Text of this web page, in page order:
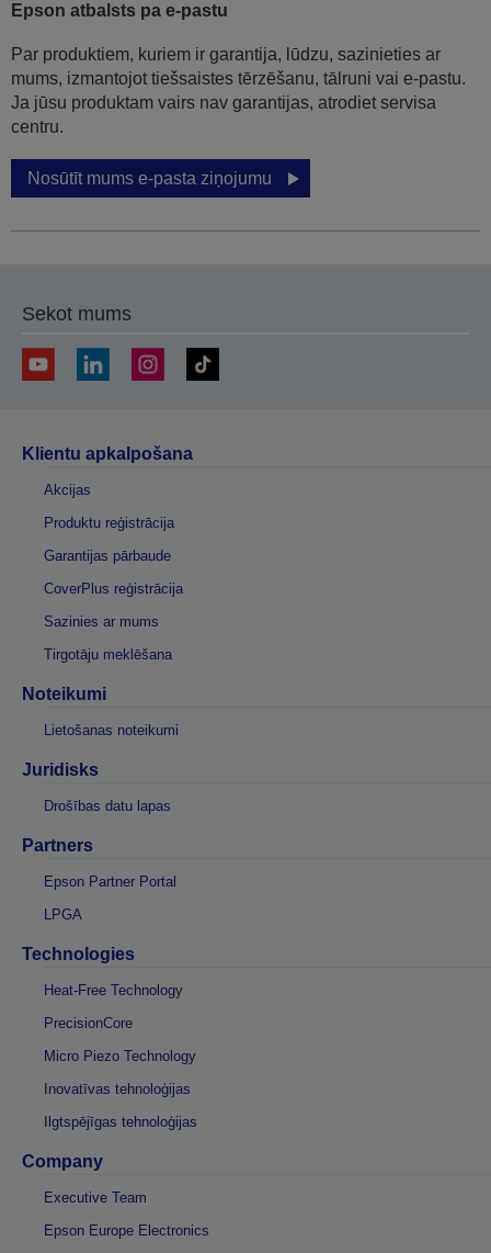
Epson atbalsts pa e-pastu
Par produktiem, kuriem ir garantija, lūdzu, sazinieties ar
mums, izmantojot tiešsaistes tērzēšanu, tālruni vai e-pastu.
Ja jūsu produktam vairs nav garantijas, atrodiet servisa
centru.
Nosūtīt mums e-pasta ziņojumu
Sekot mums
Klientu apkalpošana
Akcijas
Produktu reģistrācija
Garantijas pārbaude
CoverPlus reģistrācija
Sazinies ar mums
Tirgotāju meklēšana
Noteikumi
Lietošanas noteikumi
Juridisks
Drošības datu lapas
Partners
Epson Partner Portal
LPGA
Technologies
Heat-Free Technology
PrecisionCore
Micro Piezo Technology
Inovatīvas tehnoloģijas
Ilgtspējīgas tehnoloģijas
Company
Executive Team
Epson Europe Electronics